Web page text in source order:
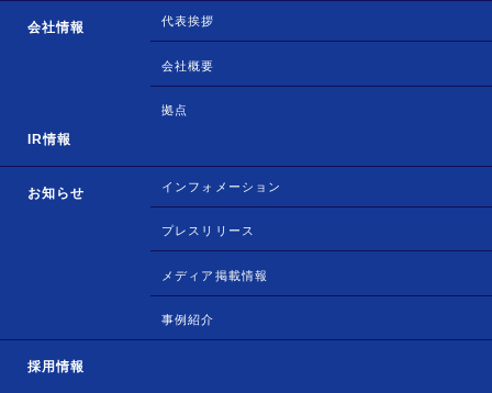
会社情報 代表挨拶
会社概要
拠点
IR情報
お知らせ インフォメーション
プレスリリース
メディア掲載情報
事例紹介
採用情報